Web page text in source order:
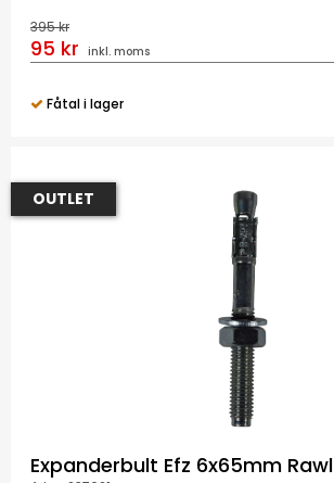
395 kr
95 kr inkl. moms
Fåtal i lager
OUTLET
Expanderbult Efz 6x65mm Rawl